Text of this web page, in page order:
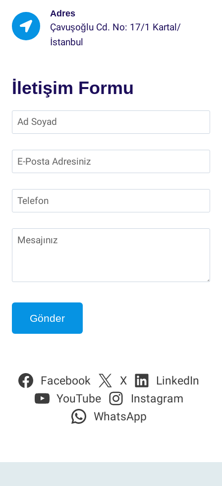
Adres
Çavuşoğlu Cd. No: 17/1 Kartal/
İstanbul
İletişim Formu
Facebook X
LinkedIn
YouTube
Instagram
WhatsApp